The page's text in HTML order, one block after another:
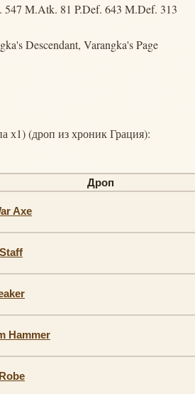
547 M.Atk. 81 P.Def. 643 M.Def. 313
Descendant, Varangka's Page
х1) (дроп из хроник Грация):
Дроп
Axe
Hammer